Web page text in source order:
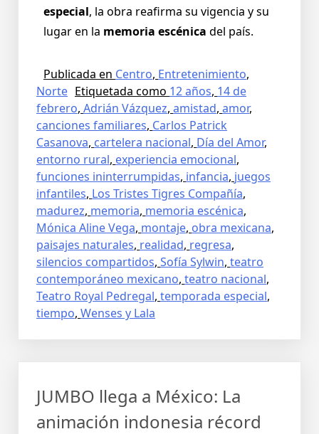
especial, la obra reafirma su vigencia y su
lugar en la memoria escénica del país.
Publicada en Centro, Entretenimiento,
Norte Etiquetada como 12 años, 14 de
febrero, Adrián Vázquez, amistad, amor,
canciones familiares, Carlos Patrick
Casanova, cartelera nacional, Día del Amor,
entorno rural, experiencia emocional,
funciones ininterrumpidas, infancia, juegos
infantiles, Los Tristes Tigres Compañía,
madurez, memoria, memoria escénica,
Mónica Aline Vega, montaje, obra mexicana,
paisajes naturales, realidad, regresa,
silencios compartidos, Sofía Sylwin, teatro
contemporáneo mexicano, teatro nacional,
Teatro Royal Pedregal, temporada especial,
tiempo, Wenses y Lala
JUMBO llega a México: La
animación indonesia récord